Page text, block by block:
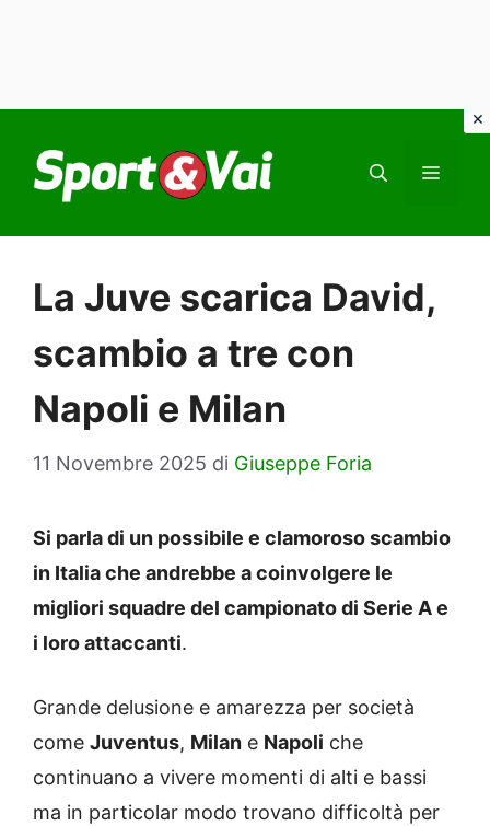
contenuto
La Juve scarica David,
scambio a tre con
Napoli e Milan
11 Novembre 2025 di Giuseppe Foria
Si parla di un possibile e clamoroso scambio
in Italia che andrebbe a coinvolgere le
migliori squadre del campionato di Serie A e
i loro attaccanti.
Grande delusione e amarezza per società
come Juventus, Milan e Napoli che
continuano a vivere momenti di alti e bassi
ma in particolar modo trovano difficoltà per